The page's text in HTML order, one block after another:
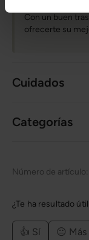
Con un buen
ofrecerte su
Cuidados
Categorías
Número de artículo:
¿Te ha resultado
👍 Sí 😐